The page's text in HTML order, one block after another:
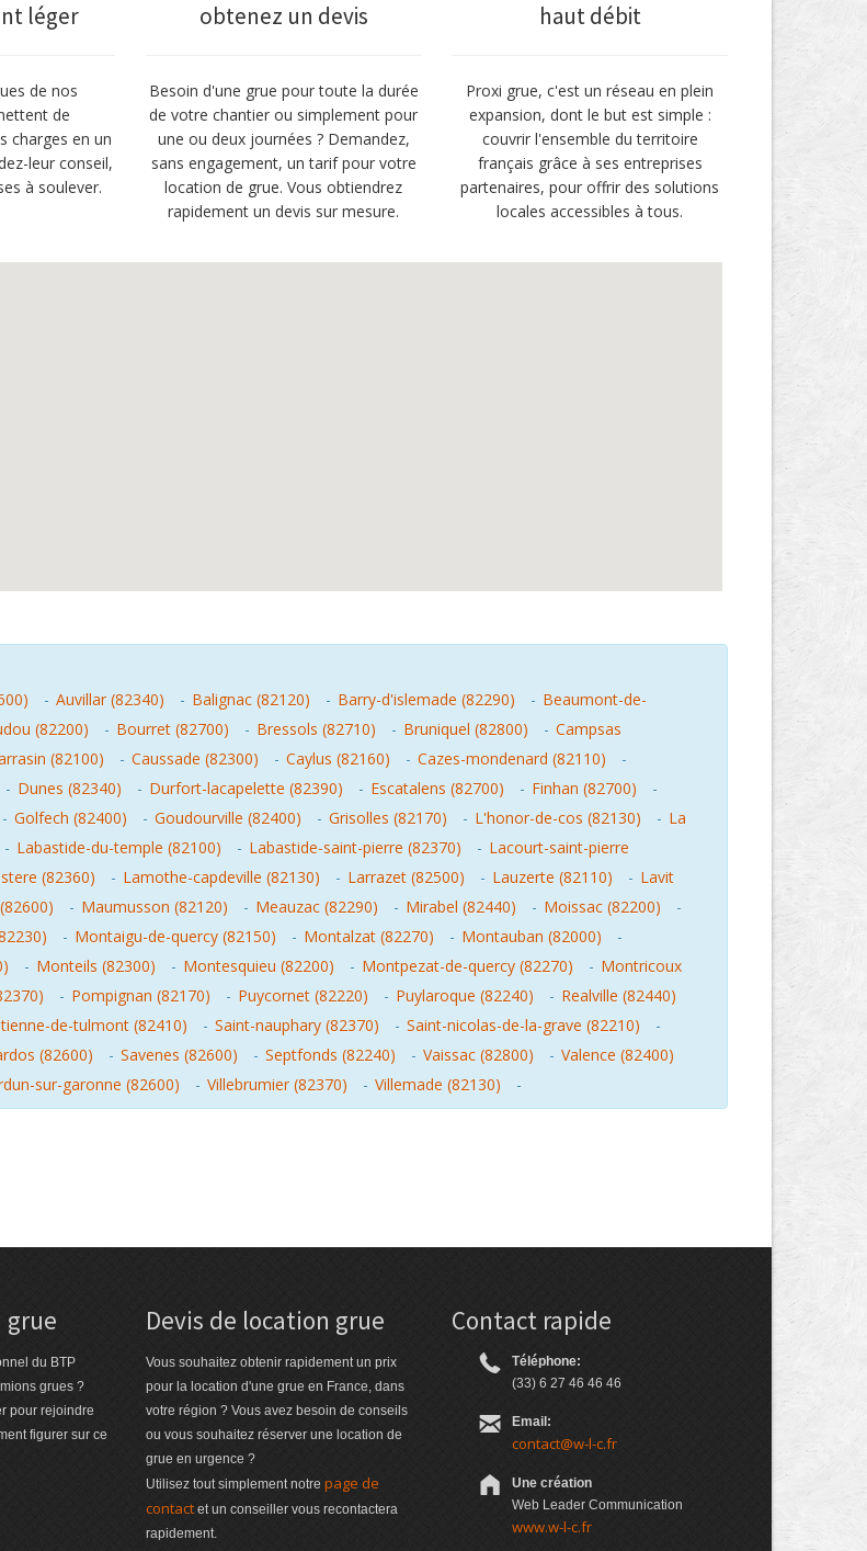
léger
de nos
de
charges en un
leur conseil,
à soulever.
obtenez un devis
Besoin d'une grue pour toute la durée
de votre chantier ou simplement pour
une ou deux journées ? Demandez,
sans engagement, un tarif pour votre
location de grue. Vous obtiendrez
rapidement un devis sur mesure.
haut débit
Proxi grue, c'est un réseau en plein
expansion, dont le but est simple :
couvrir l'ensemble du territoire
français grâce à ses entreprises
partenaires, pour offrir des solutions
locales accessibles à tous.
- Auvillar (82340) - Balignac (82120) - Barry-d'islemade (82290) - Beaumont-de-
(82200) - Bourret (82700) - Bressols (82710) - Bruniquel (82800) - Campsas
(82100) - Caussade (82300) - Caylus (82160) - Cazes-mondenard (82110)
-
- Dunes (82340) - Durfort-lacapelette (82390) - Escatalens (82700) - Finhan (82700)
-
- Golfech (82400) - Goudourville (82400) - Grisolles (82170) - L'honor-de-cos (82130) - La
- Labastide-du-temple (82100) - Labastide-saint-pierre (82370) - Lacourt-saint-pierre
(82360) - Lamothe-capdeville (82130) - Larrazet (82500) - Lauzerte (82110) - Lavit
- Maumusson (82120) - Meauzac (82290) - Mirabel (82440) - Moissac (82200)
-
- Montaigu-de-quercy (82150) - Montalzat (82270) - Montauban (82000)
-
- Monteils (82300) - Montesquieu (82200) - Montpezat-de-quercy (82270) - Montricoux
- Pompignan (82170) - Puycornet (82220) - Puylaroque (82240) - Realville (82440)
de-tulmont (82410) - Saint-nauphary (82370) - Saint-nicolas-de-la-grave (82210)
-
(82600) - Savenes (82600) - Septfonds (82240) - Vaissac (82800) - Valence (82400)
sur-garonne (82600) - Villebrumier (82370) - Villemade (82130) -
grue
du BTP
grues ?
pour rejoindre
figurer sur ce
Devis de location grue
Vous souhaitez obtenir rapidement un prix
pour la location d'une grue en France, dans
votre région ? Vous avez besoin de conseils
ou vous souhaitez réserver une location de
grue en urgence ?
Utilisez tout simplement notre page de
contactet un conseiller vous recontactera
rapidement.
Contact rapide
Téléphone:
(33) 6 27 46 46 46
Email:
contact@w-l-c.fr
Une création
Web Leader Communication
www.w-l-c.fr